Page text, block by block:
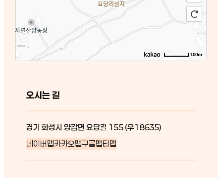
100m
오시는 길
경기 화성시 양감면 요당길 155 (우18635)
네이버맵카카오맵구글맵티맵